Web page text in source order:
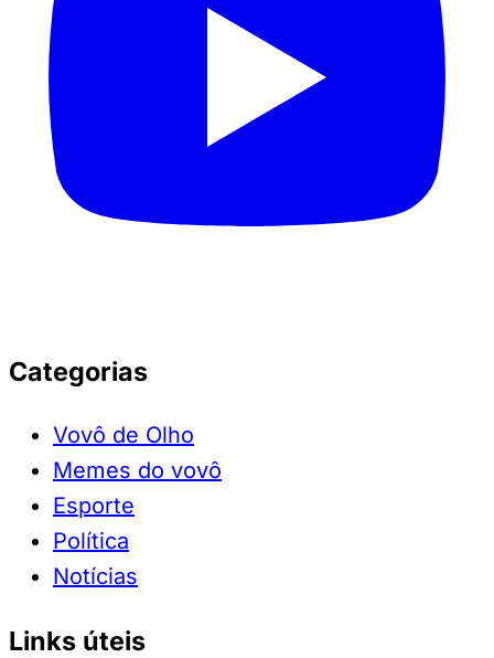
Categorias
Vovô de Olho
Memes do vovô
Esporte
Política
Notícias
Links úteis